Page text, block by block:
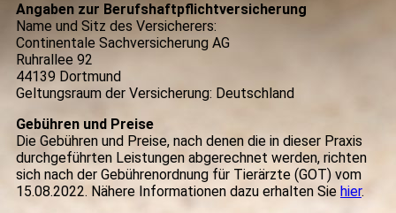
Angaben zur Berufshaftpflichtversicherung
Name und Sitz des Versicherers:
Continentale Sachversicherung AG
Ruhrallee 92
44139 Dortmund
Geltungsraum der Versicherung: Deutschland
Gebühren und Preise
Die Gebühren und Preise, nach denen die in dieser Praxis
durchgeführten Leistungen abgerechnet werden, richten
sich nach der Gebührenordnung für Tierärzte (GOT) vom
15.08.2022. Nähere Informationen dazu erhalten Sie hier.